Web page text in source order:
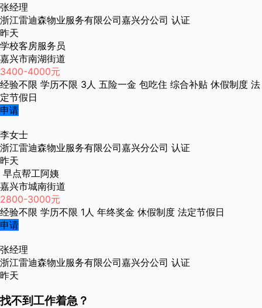
张经理
浙江雷迪森物业服务有限公司嘉兴分公司 认证
昨天
学校客房服务员
嘉兴市南湖街道
3400-4000元
经验不限 学历不限 3人 五险一金 包吃住 综合补贴 休假制度 法
定节假日
申请
李女士
浙江雷迪森物业服务有限公司嘉兴分公司 认证
昨天
早点帮工阿姨
嘉兴市城南街道
2800-3000元
经验不限 学历不限 1人 年终奖金 休假制度 法定节假日
申请
张经理
浙江雷迪森物业服务有限公司嘉兴分公司 认证
昨天
找不到工作着急？